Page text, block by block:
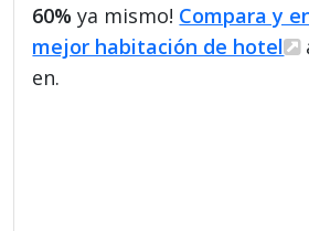
60% ya mismo! Compara y
mejor habitación de hotel
en.